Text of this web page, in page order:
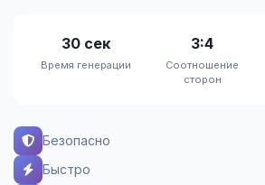
30 сек
Время генерации
3:4
Соотношение
сторон
Безопасно
Быстро